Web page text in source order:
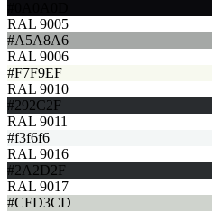
RAL 9005
#A5A8A6
RAL 9006
#F7F9EF
RAL 9010
#292C2F
RAL 9011
#f3f6f6
RAL 9016
#2A2D2F
RAL 9017
#CFD3CD